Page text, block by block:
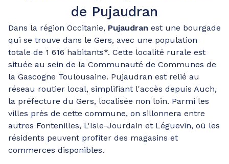
de Pujaudran
Dans la région Occitanie, Pujaudran est une bourgade
qui se trouve dans le Gers, avec une population
totale de 1 616 habitants*. Cette localité rurale est
située au sein de la Communauté de Communes de
la Gascogne Toulousaine. Pujaudran est relié au
réseau routier local, simplifiant l'accès depuis Auch,
la préfecture du Gers, localisée non loin. Parmi les
villes près de cette commune, on sillonnera entre
autres Fontenilles, L'Isle-Jourdain et Léguevin, où les
résidents peuvent profiter des magasins et
commerces disponibles.